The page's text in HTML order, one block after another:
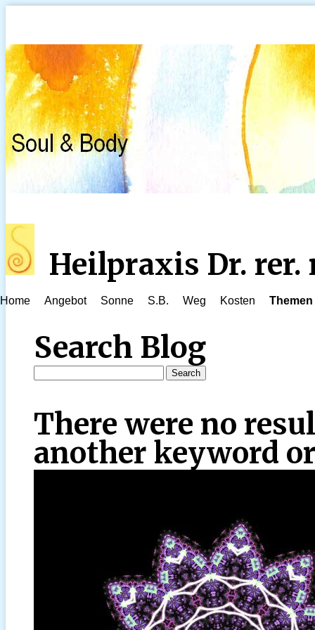
Heilpraxis Dr. rer.
Home Angebot Sonne S.B. Weg Kosten Themen
Search Blog
There were no
another keyword